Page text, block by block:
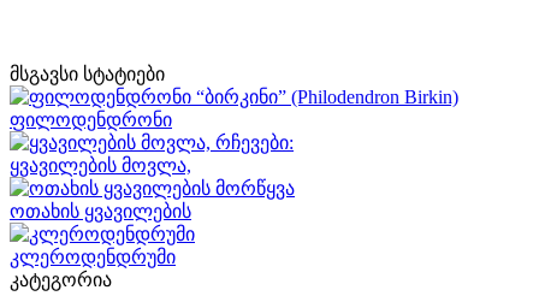
მსგავსი სტატიები
ფილოდენდრონი
ყვავილების მოვლა,
ოთახის ყვავილების
კლეროდენდრუმი
კატეგორია